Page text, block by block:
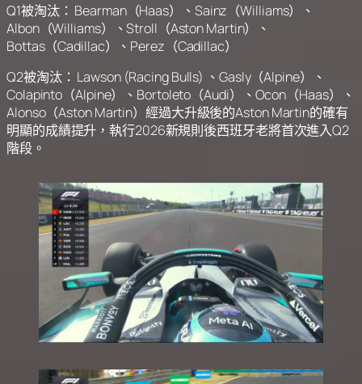
Q1被淘汰： Bearman（Haas）、Sainz（Williams）、
Albon（Williams）、Stroll（Aston Martin）、
Bottas（Cadillac）、Perez（Cadillac）
Q2被淘汰： Lawson (Racing Bulls) 、Gasly（Alpine）、
Colapinto（Alpine）、Bortoleto（Audi）、Ocon（Haas）、
Alonso（Aston Martin）經過大升級後的Aston Martin的確有
明顯的成績提升，執行2026新規則後西班牙老將首次進入Q2
階段。